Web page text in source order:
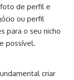
de perfil e
ou perfil
para o seu nicho
possível.
criar